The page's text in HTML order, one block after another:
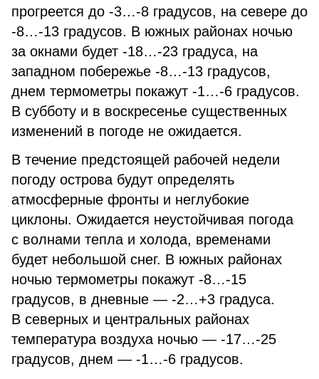
прогреется до -3…-8 градусов, на севере до
-8…-13 градусов. В южных районах ночью
за окнами будет -18…-23 градуса, на
западном побережье -8…-13 градусов,
днем термометры покажут -1…-6 градусов.
В субботу и в воскресенье существенных
изменений в погоде не ожидается.
В течение предстоящей рабочей недели
погоду острова будут определять
атмосферные фронты и неглубокие
циклоны. Ожидается неустойчивая погода
с волнами тепла и холода, временами
будет небольшой снег. В южных районах
ночью термометры покажут -8…-15
градусов, в дневные — -2…+3 градуса.
В северных и центральных районах
температура воздуха ночью — -17…-25
градусов, днем — -1…-6 градусов.